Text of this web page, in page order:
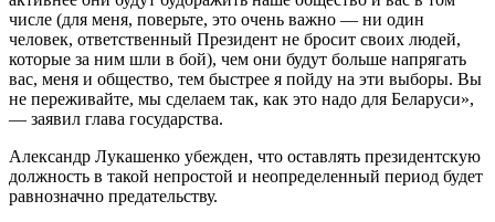
числе (для меня, поверьте, это очень важно — ни один
человек, ответственный Президент не бросит своих людей,
которые за ним шли в бой), чем они будут больше напрягать
вас, меня и общество, тем быстрее я пойду на эти выборы. Вы
не переживайте, мы сделаем так, как это надо для Беларуси»,
— заявил глава государства.
Александр Лукашенко убежден, что оставлять президентскую
должность в такой непростой и неопределенный период будет
равнозначно предательству.